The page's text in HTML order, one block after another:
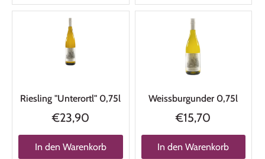
Riesling "Unterortl" 0,75l
€23,90
In den Warenkorb
Weissburgunder 0,75l
€15,70
In den Warenkorb